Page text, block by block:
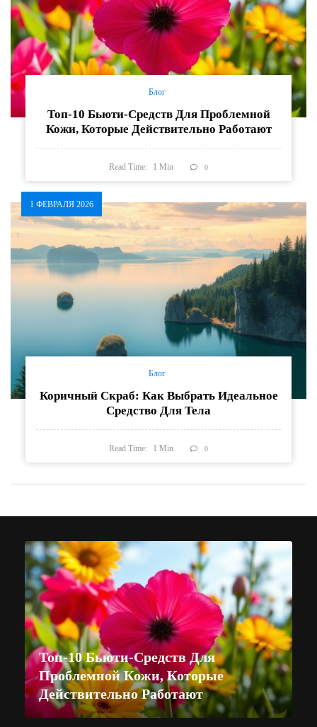
Блог
Топ-10 Бьюти-Средств Для Проблемной
Кожи, Которые Действительно Работают
Read Time: 1Min 0
1 ФЕВРАЛЯ 2026
Блог
Коричный Скраб: Как Выбрать Идеальное
Средство Для Тела
Read Time: 1Min 0
Топ-10 Бьюти-Средств Для
Проблемной Кожи, Которые
Действительно Работают